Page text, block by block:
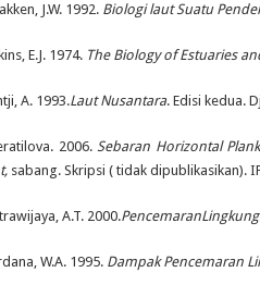
J.W. 1992. Biologi laut Suatu
E.J. 1974. The Biology of Estuaries
A. 1993.Laut Nusantara. Edisi kedua.
2006.Sebaran Horizontal
sabang. Skripsi ( tidak dipublikasikan).
A.T. 2000.
W.A. 1995. Dampak Pencemaran